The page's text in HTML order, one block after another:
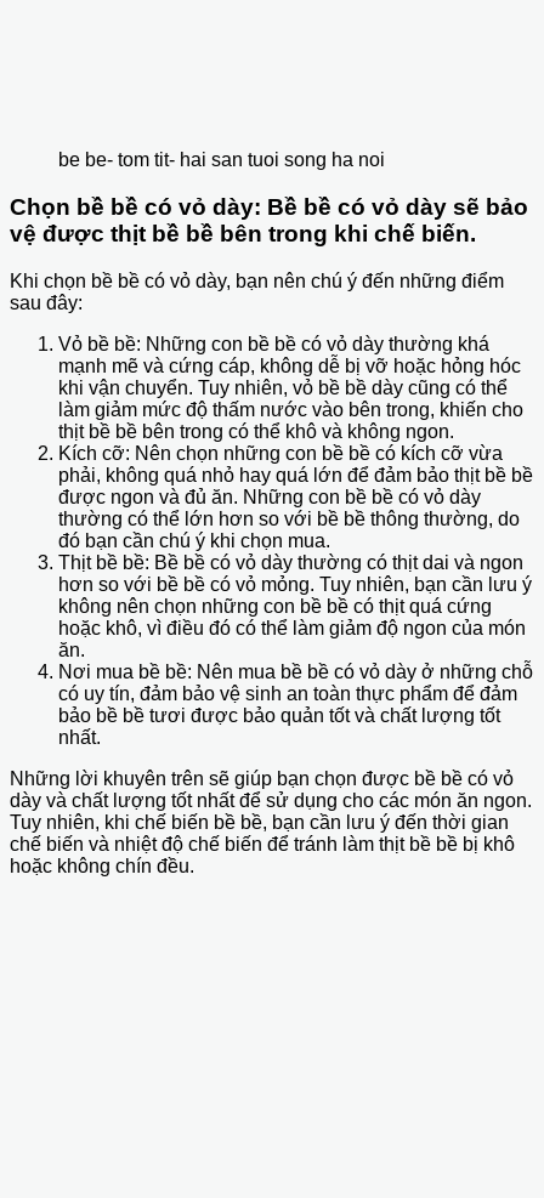
be be- tom tit- hai san tuoi song ha noi
Chọn bề bề có vỏ dày: Bề bề có vỏ dày sẽ bảo
vệ được thịt bề bề bên trong khi chế biến.
Khi chọn bề bề có vỏ dày, bạn nên chú ý đến những điểm
sau đây:
Vỏ bề bề: Những con bề bề có vỏ dày thường khá
mạnh mẽ và cứng cáp, không dễ bị vỡ hoặc hỏng hóc
khi vận chuyển. Tuy nhiên, vỏ bề bề dày cũng có thể
làm giảm mức độ thấm nước vào bên trong, khiến cho
thịt bề bề bên trong có thể khô và không ngon.
Kích cỡ: Nên chọn những con bề bề có kích cỡ vừa
phải, không quá nhỏ hay quá lớn để đảm bảo thịt bề bề
được ngon và đủ ăn. Những con bề bề có vỏ dày
thường có thể lớn hơn so với bề bề thông thường, do
đó bạn cần chú ý khi chọn mua.
Thịt bề bề: Bề bề có vỏ dày thường có thịt dai và ngon
hơn so với bề bề có vỏ mỏng. Tuy nhiên, bạn cần lưu ý
không nên chọn những con bề bề có thịt quá cứng
hoặc khô, vì điều đó có thể làm giảm độ ngon của món
ăn.
Nơi mua bề bề: Nên mua bề bề có vỏ dày ở những chỗ
có uy tín, đảm bảo vệ sinh an toàn thực phẩm để đảm
bảo bề bề tươi được bảo quản tốt và chất lượng tốt
nhất.
Những lời khuyên trên sẽ giúp bạn chọn được bề bề có vỏ
dày và chất lượng tốt nhất để sử dụng cho các món ăn ngon.
Tuy nhiên, khi chế biến bề bề, bạn cần lưu ý đến thời gian
chế biến và nhiệt độ chế biến để tránh làm thịt bề bề bị khô
hoặc không chín đều.